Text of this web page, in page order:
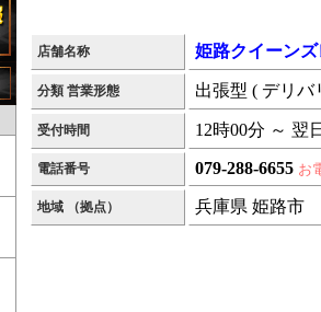
店舗名称 姫路クイーン
分類 営業形態 出張型 ( デリバ
受付時間 12時00分 ～ 翌
電話番号 079-288-6655 お
地域 （拠点） 兵庫県 姫路市